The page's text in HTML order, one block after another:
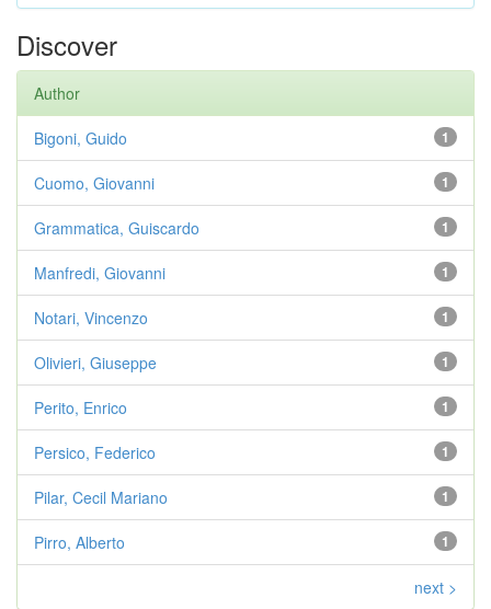
Discover
Author
1
Bigoni, Guido
1
Cuomo, Giovanni
1
Grammatica, Guiscardo
1
Manfredi, Giovanni
1
Notari, Vincenzo
1
Olivieri, Giuseppe
1
Perito, Enrico
1
Persico, Federico
1
Pilar, Cecil Mariano
1
Pirro, Alberto
next >